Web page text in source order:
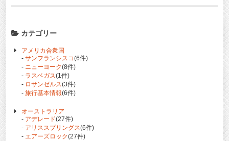
カテゴリー
アメリカ合衆国
- サンフランシスコ(6件)
- ニューヨーク(8件)
- ラスベガス(1件)
- ロサンゼルス(3件)
- 旅行基本情報(6件)
オーストラリア
- アデレード(27件)
- アリススプリングス(6件)
- エアーズロック(27件)